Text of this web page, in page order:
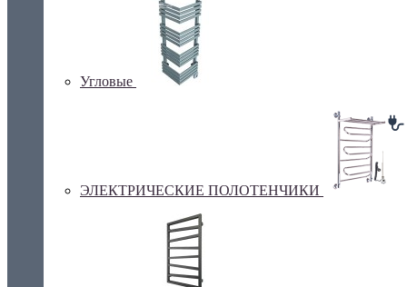
Угловые
ЭЛЕКТРИЧЕСКИЕ ПОЛОТЕНЧИКИ